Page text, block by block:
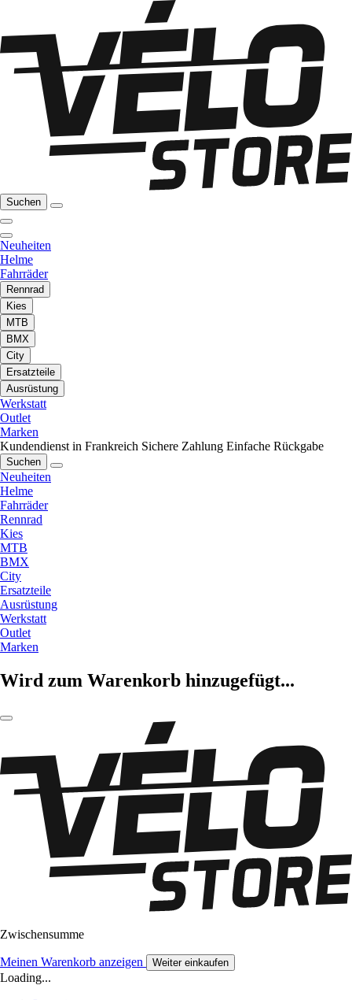
Suchen
Neuheiten
Helme
Fahrräder
Rennrad
Kies
MTB
BMX
City
Ersatzteile
Ausrüstung
Werkstatt
Outlet
Marken
Kundendienst in Frankreich Sichere Zahlung Einfache Rückgabe
Suchen
Neuheiten
Helme
Fahrräder
Rennrad
Kies
MTB
BMX
City
Ersatzteile
Ausrüstung
Werkstatt
Outlet
Marken
Wird zum Warenkorb hinzugefügt...
Zwischensumme
Meinen Warenkorb anzeigen Weiter einkaufen
Loading...